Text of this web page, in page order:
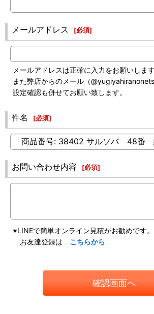
メールアドレス [必須]
メールアドレスは正確に入力をお願いします
また弊店からのメール（
設定確認も併せてお願い致します。
件名 [必須]
お問い合わせ内容 [必須]
※LINEで簡単オンライン見積がお勧めです。
お友達登録は こちらから
確認画面へ